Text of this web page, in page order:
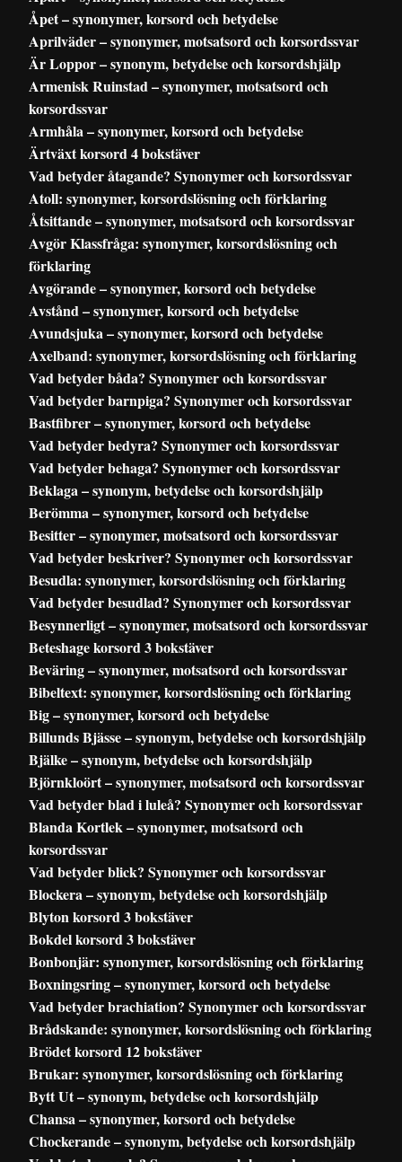
Åpet – synonymer, korsord och betydelse
Aprilväder – synonymer, motsatsord och korsordssvar
Är Loppor – synonym, betydelse och korsordshjälp
Armenisk Ruinstad – synonymer, motsatsord och
korsordssvar
Armhåla – synonymer, korsord och betydelse
Ärtväxt korsord 4 bokstäver
Vad betyder åtagande? Synonymer och korsordssvar
Atoll: synonymer, korsordslösning och förklaring
Åtsittande – synonymer, motsatsord och korsordssvar
Avgör Klassfråga: synonymer, korsordslösning och
förklaring
Avgörande – synonymer, korsord och betydelse
Avstånd – synonymer, korsord och betydelse
Avundsjuka – synonymer, korsord och betydelse
Axelband: synonymer, korsordslösning och förklaring
Vad betyder båda? Synonymer och korsordssvar
Vad betyder barnpiga? Synonymer och korsordssvar
Bastfibrer – synonymer, korsord och betydelse
Vad betyder bedyra? Synonymer och korsordssvar
Vad betyder behaga? Synonymer och korsordssvar
Beklaga – synonym, betydelse och korsordshjälp
Berömma – synonymer, korsord och betydelse
Besitter – synonymer, motsatsord och korsordssvar
Vad betyder beskriver? Synonymer och korsordssvar
Besudla: synonymer, korsordslösning och förklaring
Vad betyder besudlad? Synonymer och korsordssvar
Besynnerligt – synonymer, motsatsord och korsordssvar
Beteshage korsord 3 bokstäver
Beväring – synonymer, motsatsord och korsordssvar
Bibeltext: synonymer, korsordslösning och förklaring
Big – synonymer, korsord och betydelse
Billunds Bjässe – synonym, betydelse och korsordshjälp
Bjälke – synonym, betydelse och korsordshjälp
Björnkloört – synonymer, motsatsord och korsordssvar
Vad betyder blad i luleå? Synonymer och korsordssvar
Blanda Kortlek – synonymer, motsatsord och
korsordssvar
Vad betyder blick? Synonymer och korsordssvar
Blockera – synonym, betydelse och korsordshjälp
Blyton korsord 3 bokstäver
Bokdel korsord 3 bokstäver
Bonbonjär: synonymer, korsordslösning och förklaring
Boxningsring – synonymer, korsord och betydelse
Vad betyder brachiation? Synonymer och korsordssvar
Brådskande: synonymer, korsordslösning och förklaring
Brödet korsord 12 bokstäver
Brukar: synonymer, korsordslösning och förklaring
Bytt Ut – synonym, betydelse och korsordshjälp
Chansa – synonymer, korsord och betydelse
Chockerande – synonym, betydelse och korsordshjälp